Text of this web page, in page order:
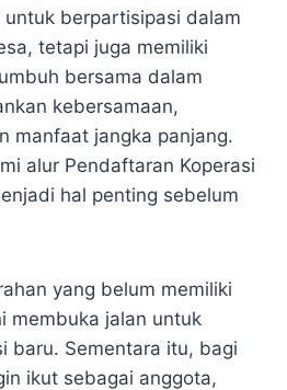
berpartisipasi dalam
tetapi juga memiliki
bersama dalam
kebersamaan,
manfaat jangka panjang.
alur Pendaftaran Koperasi
hal penting sebelum
yang belum memiliki
membuka jalan untuk
baru. Sementara itu, bagi
ikut sebagai anggota,